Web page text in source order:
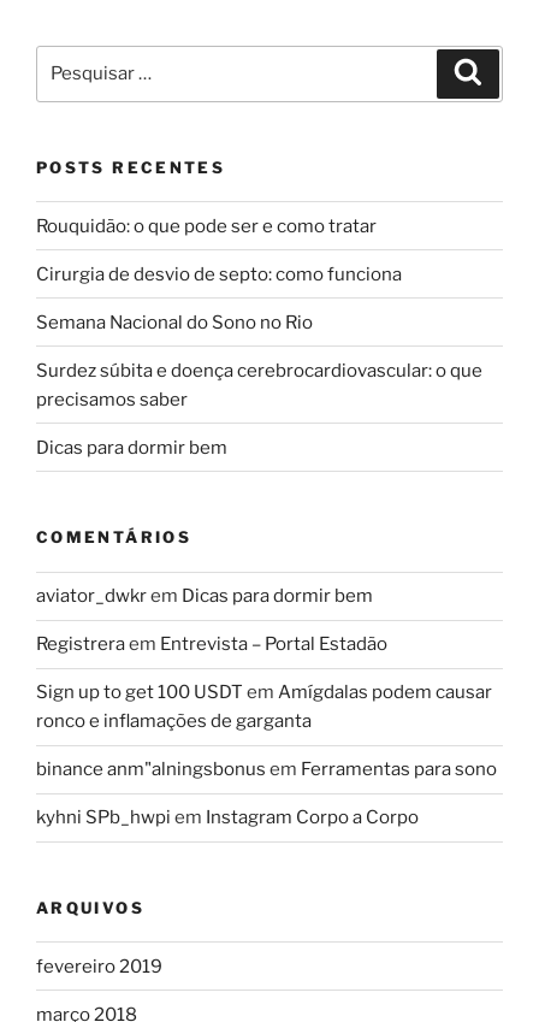
por:
POSTS RECENTES
Rouquidão: o que pode ser e como tratar
Cirurgia de desvio de septo: como funciona
Semana Nacional do Sono no Rio
Surdez súbita e doença cerebrocardiovascular: o que
precisamos saber
Dicas para dormir bem
COMENTÁRIOS
aviator_dwkrem Dicas para dormir bem
Registreraem Entrevista – Portal Estadão
Sign up to get 100 USDT em Amígdalas podem causar
ronco e inflamações de garganta
binance anm"alningsbonus em Ferramentas para sono
kyhni SPb_hwpi em Instagram Corpo a Corpo
ARQUIVOS
fevereiro 2019
março 2018